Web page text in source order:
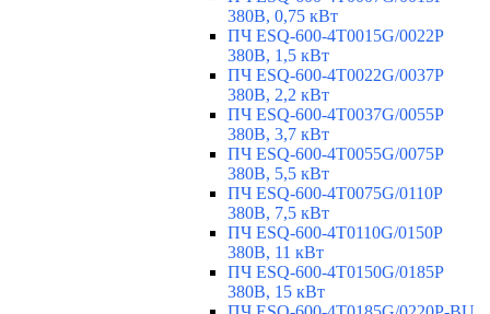
380В, 0,75 кВт
ПЧ ESQ-600-4T0015G/0022P
380В, 1,5 кВт
ПЧ ESQ-600-4T0022G/0037P
380В, 2,2 кВт
ПЧ ESQ-600-4T0037G/0055P
380В, 3,7 кВт
ПЧ ESQ-600-4T0055G/0075P
380В, 5,5 кВт
ПЧ ESQ-600-4T0075G/0110P
380В, 7,5 кВт
ПЧ ESQ-600-4T0110G/0150P
380В, 11 кВт
ПЧ ESQ-600-4T0150G/0185P
380В, 15 кВт